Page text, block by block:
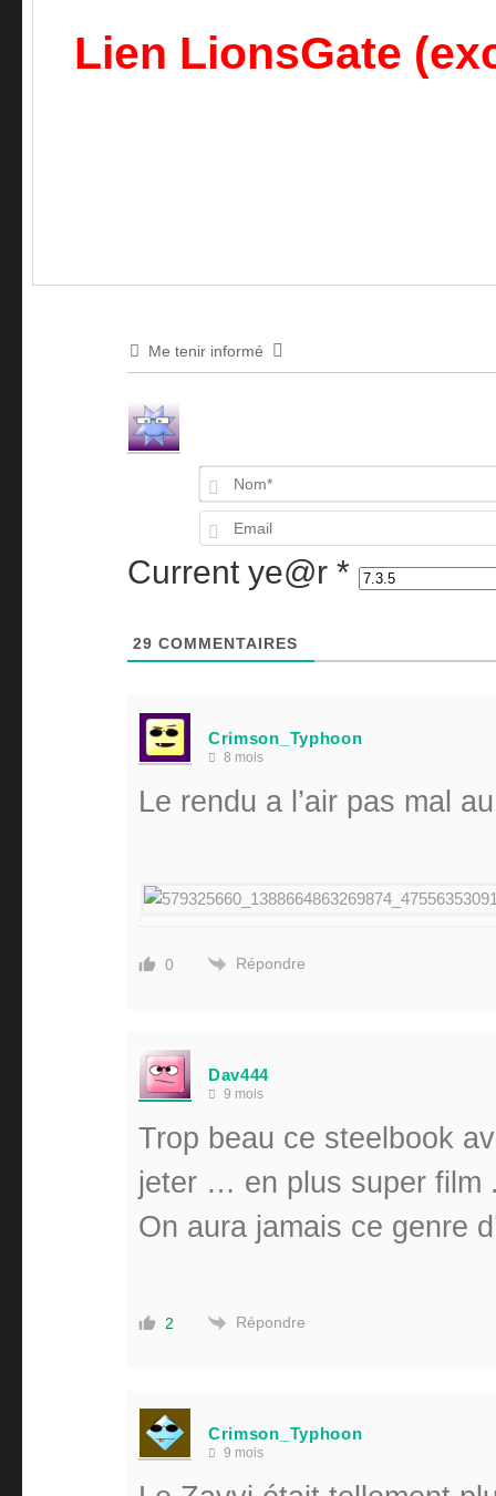
Lien LionsGate
Me tenir informé
Current ye@r *
29 COMMENTAIRES
Crimson_Typhoon
8 mois
Le rendu a l’air pas mal
0 Répondre
Dav444
9 mois
Trop beau ce steelbook
jeter … en plus super film
On aura jamais ce genre
2 Répondre
Crimson_Typhoon
9 mois